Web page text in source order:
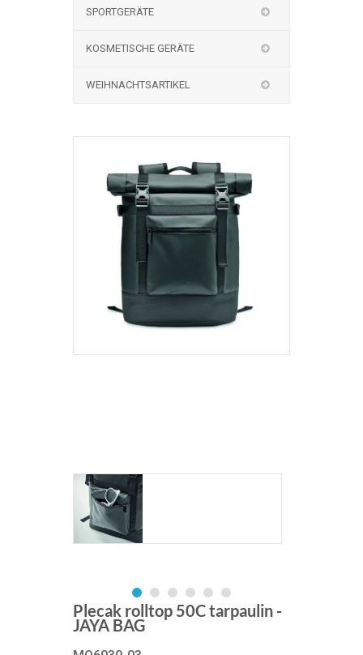
SPORTGERÄTE
KOSMETISCHE GERÄTE
WEIHNACHTSARTIKEL
Plecak rolltop 50C tarpaulin -
JAYA BAG